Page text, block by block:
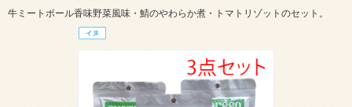
牛ミートボール香味野菜風味・鯖のやわらか煮・トマトリゾットのセット。